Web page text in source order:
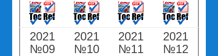
2021
№09
2021
№10
2021
№11
2021
№12